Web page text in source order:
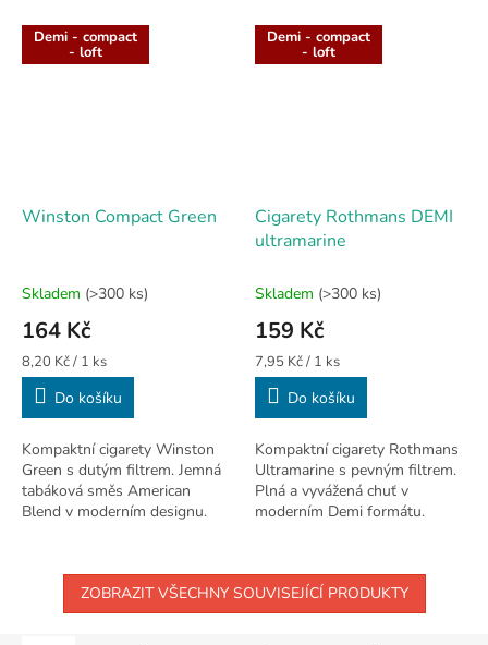
Demi - compact
- loft
Winston Compact Green
Skladem (>300 ks)
164 Kč
Měrná
cena:
8,20 Kč / 1 ks
Do košíku
Kompaktní cigarety Winston
Green s dutým filtrem. Jemná
tabáková směs American
Blend v moderním designu.
Demi - compact
- loft
Cigarety Rothmans DEMI
ultramarine
Skladem (>300 ks)
159 Kč
Měrná
cena:
7,95 Kč / 1 ks
Do košíku
Kompaktní cigarety Rothmans
Ultramarine s pevným filtrem.
Plná a vyvážená chuť v
moderním Demi formátu.
ZOBRAZIT VŠECHNY SOUVISEJÍCÍ PRODUKTY